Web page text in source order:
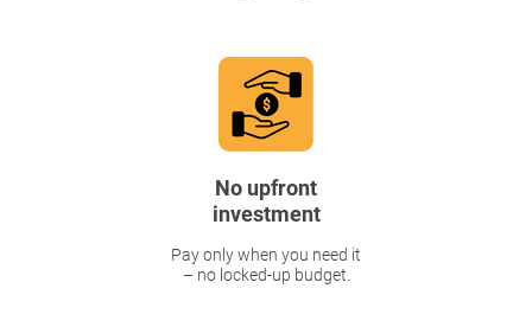
No upfront
investment
Pay only when you need it
– no locked-up budget.